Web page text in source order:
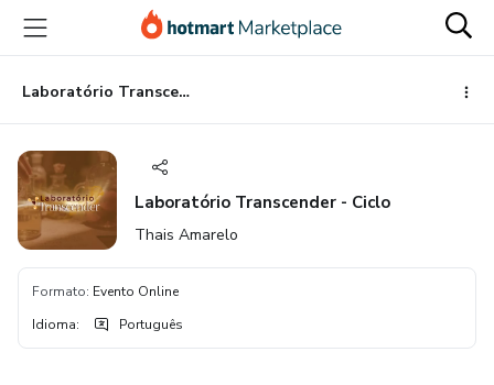
para
conteúdo
principal
para
pagamento
para
rodapé
Laboratório Transcender - Ciclo
Laboratório Transcender - Ciclo
Thais Amarelo
Formato: Evento Online
Idioma: Português